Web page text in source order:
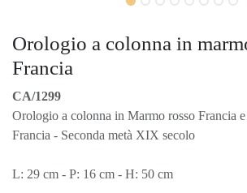
Orologio a colonna in
Francia
CA/1299
Orologio a colonna in Marmo rosso Francia
Francia - Seconda metà XIX secolo
L: 29 cm - P: 16 cm - H: 50 cm